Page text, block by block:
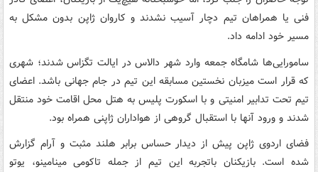
فنی یا همراهان تیم دچار آسیب نشدند و کاروان ژاپن بدون مشکل به
مسیر خود ادامه داد.
سامورایی‌ها شامگاه جمعه وارد شهر دالاس در ایالت تگزاس شدند؛ شهری
که قرار است میزبان نخستین مسابقه این تیم در جام جهانی باشد. اعضای
تیم تحت تدابیر امنیتی و با اسکورت پلیس به هتل محل اقامت خود منتقل
شدند و ورود آنها با استقبال گروهی از هواداران ژاپنی همراه بود.
فضای اردوی ژاپن پیش از دیدار حساس برابر هلند مثبت و آرام گزارش
شده است. بازیکنان باتجربه این تیم از جمله تاکومی مینامینو، یوتو